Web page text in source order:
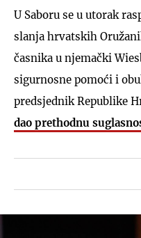
U Saboru se u utorak
slanja hrvatskih
časnika u njemački
sigurnosne pomoći i
predsjednik Republike
dao prethodnu